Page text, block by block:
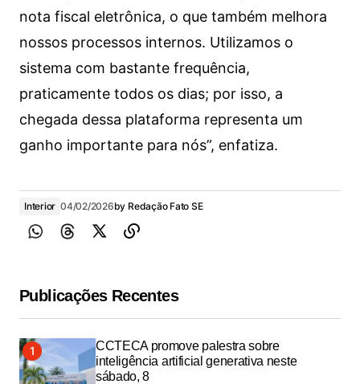
nota fiscal eletrônica, o que também melhora
nossos processos internos. Utilizamos o
sistema com bastante frequência,
praticamente todos os dias; por isso, a
chegada dessa plataforma representa um
ganho importante para nós”, enfatiza.
Interior 04/02/2026by Redação Fato SE
Publicações Recentes
CCTECA promove palestra sobre
inteligência artificial generativa neste
sábado, 8